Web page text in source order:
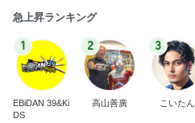
急上昇ランキング
1
EBiDAN 39&Ki
DS
2
高山善廣
3
こいたん